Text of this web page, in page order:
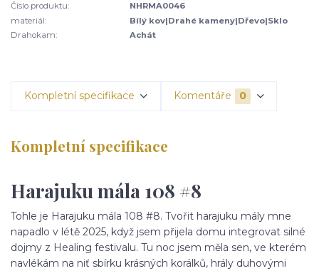
Číslo produktu:
NHRMA0046
materiál:
Bílý kov|Drahé kameny|Dřevo|Sklo
Drahokam:
Achát
Kompletní specifikace Komentáře 0
Kompletní specifikace
Harajuku mála 108 #8
Tohle je Harajuku mála 108 #8. Tvořit harajuku mály mne
napadlo v létě 2025, když jsem přijela domu integrovat silné
dojmy z Healing festivalu. Tu noc jsem měla sen, ve kterém
navlékám na niť sbírku krásných korálků, hrály duhovými